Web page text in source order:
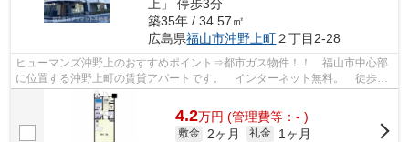
上」 停歩3分
築35年 / 34.57㎡
広島県福山市沖野上町２丁目2-28
ヒューマンズ沖野上のおすすめポイント⇒都市ガス物件！！ 福山市中心部
に位置する沖野上町の賃貸アパートです。 インターネット無料。 徒歩約
3分のところにはコンビニエンスストア...
4.2万円 (管理費等：- )
敷金 2ヶ月 礼金
1ヶ月